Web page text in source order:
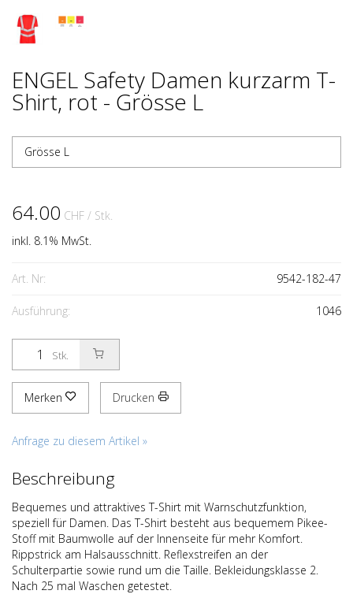
ENGEL Safety Damen kurzarm T-
Shirt, rot - Grösse L
Grösse L
64.00 CHF / Stk.
inkl. 8.1% MwSt.
Art. Nr: 9542-182-47
Ausführung: 1046
Stk.
Merken Drucken
Anfrage zu diesem Artikel »
Beschreibung
Bequemes und attraktives T-Shirt mit Warnschutzfunktion,
speziell für Damen. Das T-Shirt besteht aus bequemem Pikee-
Stoff mit Baumwolle auf der Innenseite für mehr Komfort.
Rippstrick am Halsausschnitt. Reflexstreifen an der
Schulterpartie sowie rund um die Taille. Bekleidungsklasse 2.
Nach 25 mal Waschen getestet.